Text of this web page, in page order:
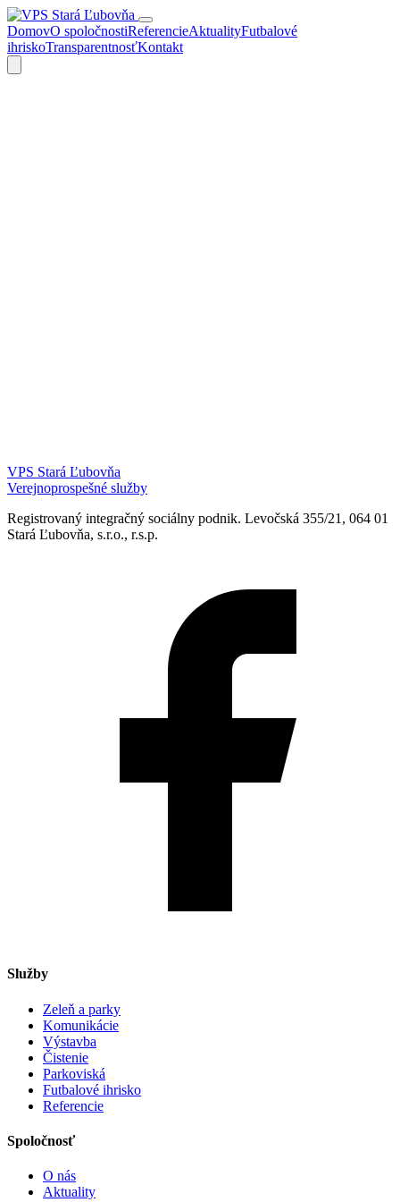
DomovO spoločnostiReferencieAktualityFutbalové
ihriskoTransparentnosťKontakt
VPS Stará Ľubovňa
Verejnoprospešné služby
Registrovaný integračný sociálny podnik. Levočská 355/21, 064 01
Stará Ľubovňa, s.r.o., r.s.p.
Služby
Zeleň a parky
Komunikácie
Výstavba
Čistenie
Parkoviská
Futbalové ihrisko
Referencie
Spoločnosť
O nás
Aktuality